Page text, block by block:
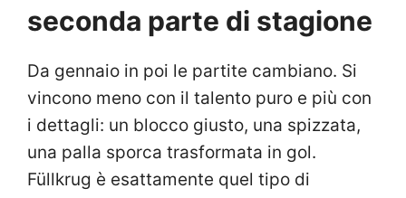
seconda parte di stagione
Da gennaio in poi le partite cambiano. Si
vincono meno con il talento puro e più con
i dettagli: un blocco giusto, una spizzata,
una palla sporca trasformata in gol.
Füllkrug è esattamente quel tipo di